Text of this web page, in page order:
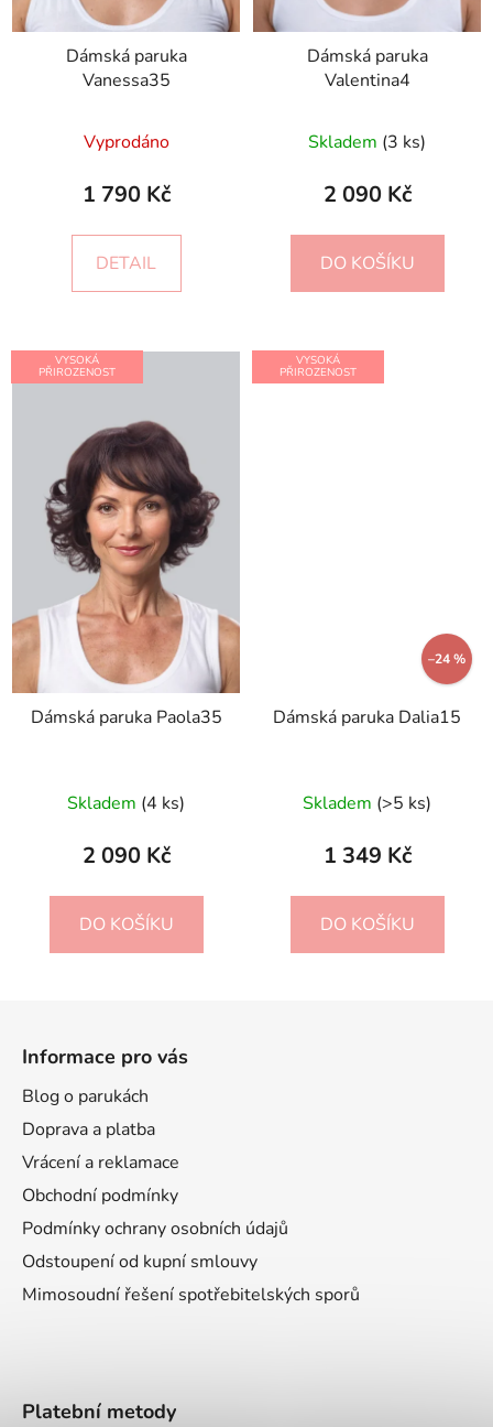
Dámská paruka
Vanessa35
Vyprodáno
1 790 Kč
DETAIL
Dámská paruka
Valentina4
Skladem (3 ks)
2 090 Kč
DO KOŠÍKU
VYSOKÁ
PŘIROZENOST
Dámská paruka Paola35
Skladem (4 ks)
2 090 Kč
DO KOŠÍKU
VYSOKÁ
PŘIROZENOST
–24 %
Dámská paruka Dalia15
Skladem (>5 ks)
1 349 Kč
DO KOŠÍKU
Informace pro vás
Blog o parukách
Doprava a platba
Vrácení a reklamace
Obchodní podmínky
Podmínky ochrany osobních údajů
Odstoupení od kupní smlouvy
Mimosoudní řešení spotřebitelských sporů
Platební metody